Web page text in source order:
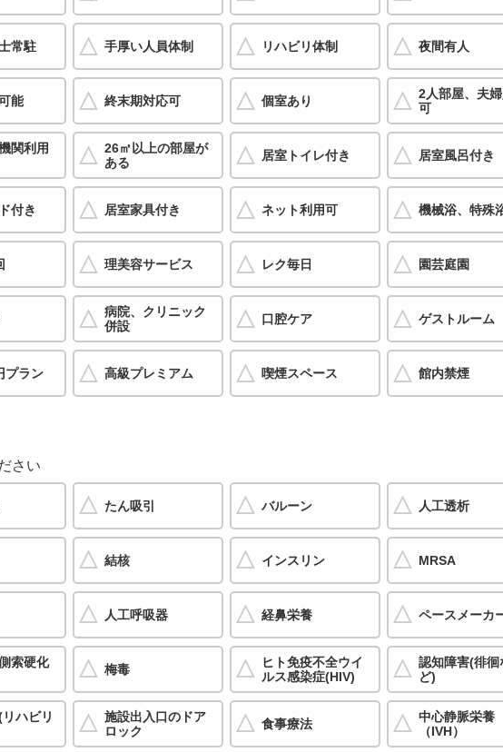
常駐 手厚い人員体制 リハビリ体制 夜間有人
能 終末期対応可 個室あり
2人部屋、夫
可
関利用
26㎡以上の部屋が
ある
居室トイレ付き 居室風呂付き
付き 居室家具付き ネット利用可 機械浴、特殊
理美容サービス レク毎日 園芸庭園
病院、クリニック
併設
口腔ケア ゲストルーム
プラン 高級プレミアム 喫煙スペース 館内禁煙
さい
たん吸引 バルーン 人工透析
結核 インスリン MRSA
人工呼吸器 経鼻栄養 ペースメーカ
索硬化
梅毒
ヒト免疫不全ウイ
ルス感染症(HIV)
認知障害(徘徊
ど)
ハビリ
施設出入口のドア
ロック
食事療法
中心静脈栄養
（IVH）